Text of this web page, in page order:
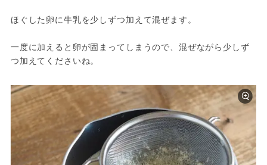
ほぐした卵に牛乳を少しずつ加えて混ぜます。
一度に加えると卵が固まってしまうので、混ぜながら少しず
つ加えてくださいね。